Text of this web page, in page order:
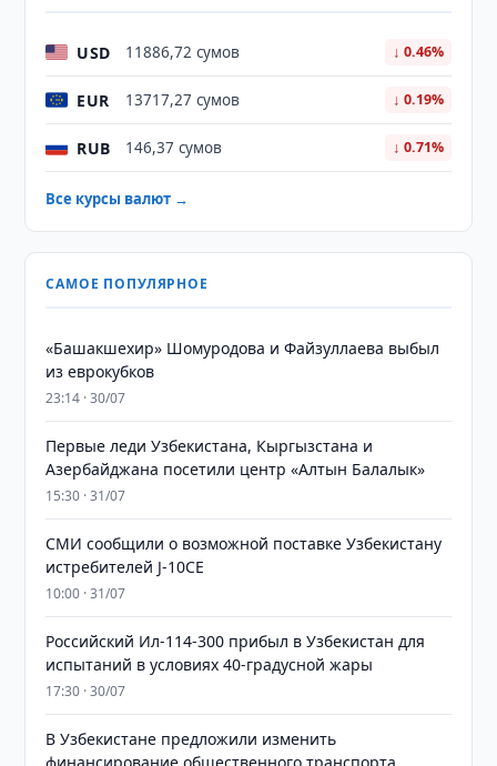
USD 11886,72 сумов ↓ 0.46%
EUR 13717,27 сумов ↓ 0.19%
RUB 146,37 сумов ↓ 0.71%
Все курсы валют →
САМОЕ ПОПУЛЯРНОЕ
«Башакшехир» Шомуродова и Файзуллаева выбыл
из еврокубков
23:14 · 30/07
Первые леди Узбекистана, Кыргызстана и
Азербайджана посетили центр «Алтын Балалык»
15:30 · 31/07
СМИ сообщили о возможной поставке Узбекистану
истребителей J-10CE
10:00 · 31/07
Российский Ил-114-300 прибыл в Узбекистан для
испытаний в условиях 40-градусной жары
17:30 · 30/07
В Узбекистане предложили изменить